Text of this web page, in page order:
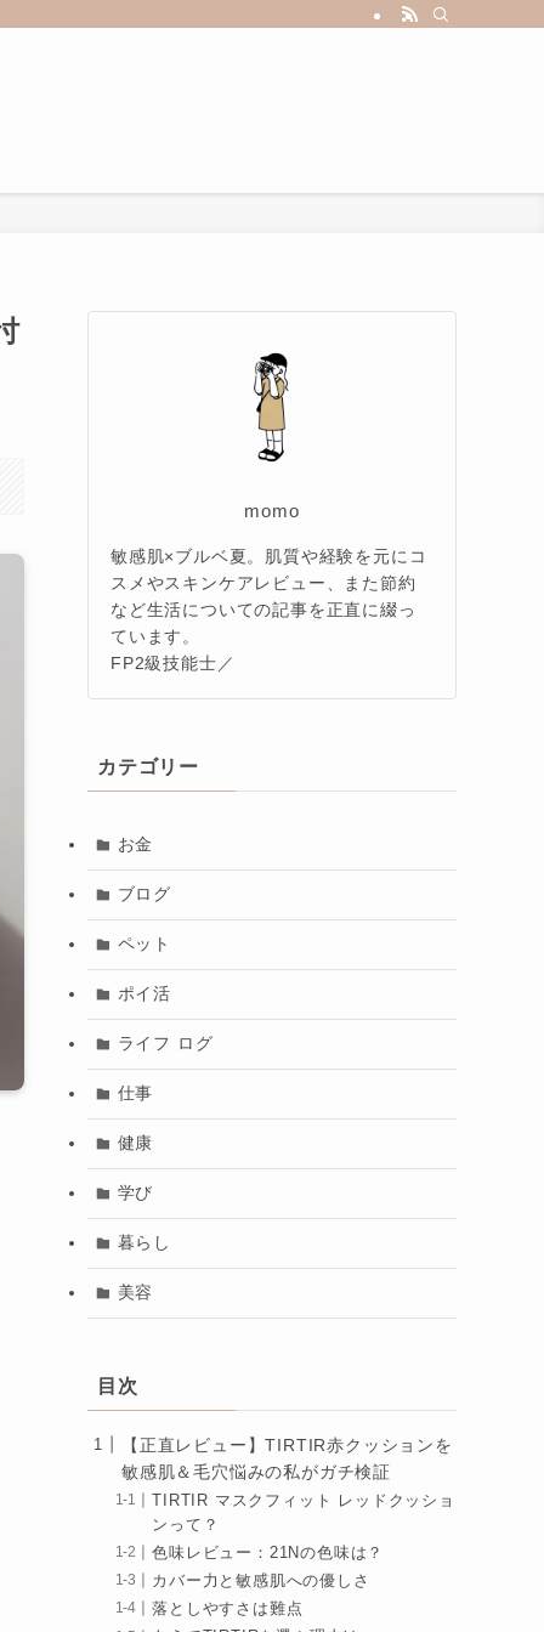
momo
敏感肌×ブルベ夏。肌質や経験を元にコ
スメやスキンケアレビュー、また節約
など生活についての記事を正直に綴っ
ています。
FP2級技能士／
カテゴリー
お金
ブログ
ペット
ポイ活
ライフ ログ
仕事
健康
学び
暮らし
美容
目次
【正直レビュー】TIRTIR赤クッションを
敏感肌＆毛穴悩みの私がガチ検証
TIRTIR マスクフィット レッドクッショ
ンって？
色味レビュー：21Nの色味は？
カバー力と敏感肌への優しさ
落としやすさは難点